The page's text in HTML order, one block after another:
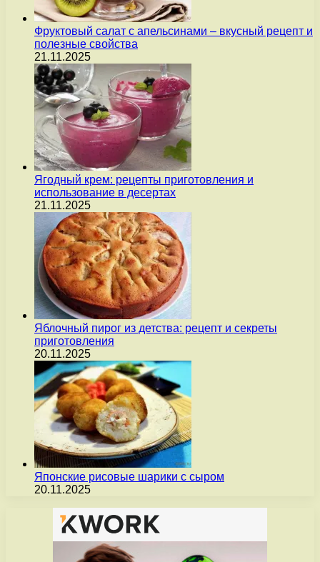
Фруктовый салат с апельсинами – вкусный рецепт и
полезные свойства
21.11.2025
Ягодный крем: рецепты приготовления и
использование в десертах
21.11.2025
Яблочный пирог из детства: рецепт и секреты
приготовления
20.11.2025
Японские рисовые шарики с сыром
20.11.2025